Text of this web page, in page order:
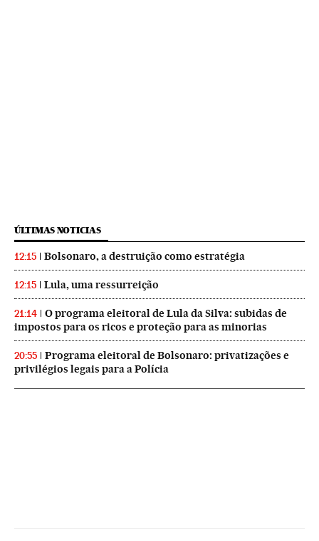
ÚLTIMAS NOTICIAS
12:15 Bolsonaro, a destruição como estratégia
12:15 Lula, uma ressurreição
21:14
O programa eleitoral de Lula da Silva: subidas de
impostos para os ricos e proteção para as minorias
20:55
Programa eleitoral de Bolsonaro: privatizações e
privilégios legais para a Polícia